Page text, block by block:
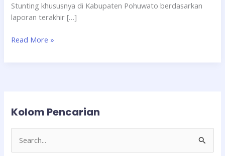
Stunting khususnya di Kabupaten Pohuwato berdasarkan
laporan terakhir […]
Read More »
Kolom Pencarian